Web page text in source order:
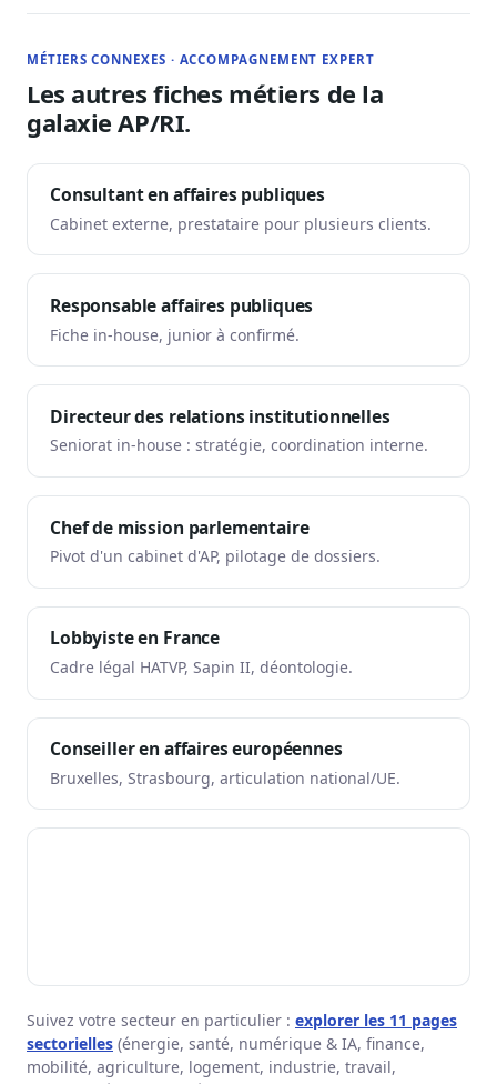
MÉTIERS CONNEXES · ACCOMPAGNEMENT EXPERT
Les autres fiches métiers de la
galaxie AP/RI.
Consultant en affaires publiques
Cabinet externe, prestataire pour plusieurs clients.
Responsable affaires publiques
Fiche in-house, junior à confirmé.
Directeur des relations institutionnelles
Seniorat in-house : stratégie, coordination interne.
Chef de mission parlementaire
Pivot d'un cabinet d'AP, pilotage de dossiers.
Lobbyiste en France
Cadre légal HATVP, Sapin II, déontologie.
Conseiller en affaires européennes
Bruxelles, Strasbourg, articulation national/UE.
Suivez votre secteur en particulier : explorer les 11 pages
sectorielles (énergie, santé, numérique & IA, finance,
mobilité, agriculture, logement, industrie, travail,